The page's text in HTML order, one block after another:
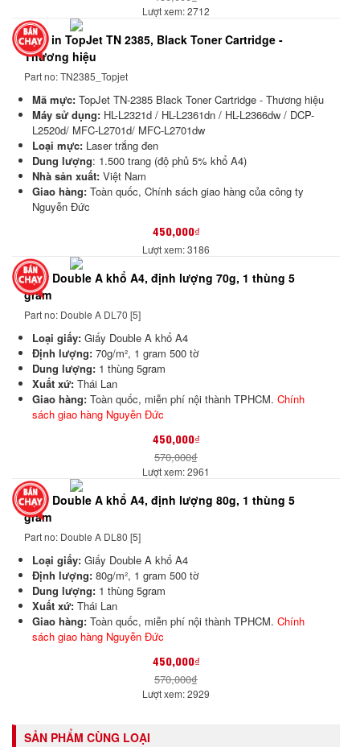
Lượt xem: 2712
Mực in TopJet TN 2385, Black Toner Cartridge -
Thương hiệu
Part no: TN2385_Topjet
Mã mực: TopJet TN-2385 Black Toner Cartridge - Thương hiệu
Máy sử dụng: HL-L2321d / HL-L2361dn / HL-L2366dw / DCP-
L2520d/ MFC-L2701d/ MFC-L2701dw
Loại mực: Laser trắng đen
Dung lượng: 1.500 trang (độ phủ 5% khổ A4)
Nhà sản xuất: Việt Nam
Giao hàng: Toàn quốc, Chính sách giao hàng của công ty
Nguyễn Đức
450,000₫
Lượt xem: 3186
Giấy Double A khổ A4, định lượng 70g, 1 thùng 5
gram
Part no: Double A DL70 [5]
Loại giấy: Giấy Double A khổ A4
Định lượng: 70g/m², 1 gram 500 tờ
Dung lượng: 1 thùng 5gram
Xuất xứ: Thái Lan
Giao hàng: Toàn quốc, miễn phí nội thành TPHCM. Chính
sách giao hàng Nguyễn Đức
450,000₫
570,000₫
Lượt xem: 2961
Giấy Double A khổ A4, định lượng 80g, 1 thùng 5
gram
Part no: Double A DL80 [5]
Loại giấy: Giấy Double A khổ A4
Định lượng: 80g/m², 1 gram 500 tờ
Dung lượng: 1 thùng 5gram
Xuất xứ: Thái Lan
Giao hàng: Toàn quốc, miễn phí nội thành TPHCM. Chính
sách giao hàng Nguyễn Đức
450,000₫
570,000₫
Lượt xem: 2929
SẢN PHẨM CÙNG LOẠI